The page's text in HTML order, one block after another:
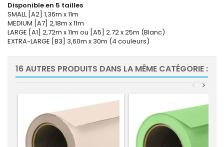
Disponible en 5 tailles
SMALL [A2] 1,36m x 11m
MEDIUM [A7] 2,18m x 11m
LARGE [A1] 2,72m x 11m ou [A5] 2.72 x 25m (Blanc)
EXTRA-LARGE [B3] 3,60m x 30m (4 couleurs)
16 AUTRES PRODUITS DANS LA MÊME CATÉGORIE :
>
<